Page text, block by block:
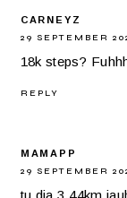
CARNEYZ
29 SEPTEMBER
18k steps?
REPLY
MAMAPP
29 SEPTEMBER